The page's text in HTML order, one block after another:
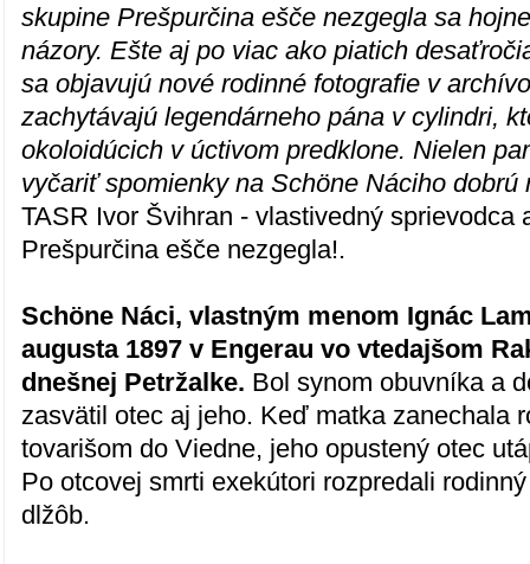
skupine Prešpurčina ešče nezgegla sa
názory. Ešte aj po viac ako piatich
sa objavujú nové rodinné fotografie v
zachytávajú legendárneho pána v cylindri,
okoloidúcich v úctivom predklone. Nielen
vyčariť spomienky na Schöne Náciho dobrú
TASR Ivor Švihran - vlastivedný sprievodca
Prešpurčina ešče nezgegla!.
Schöne Náci, vlastným menom Ignác
augusta 1897 v Engerau vo vtedajšom
dnešnej Petržalke. Bol synom obuvníka a
zasvätil otec aj jeho. Keď matka zanechala
tovarišom do Viedne, jeho opustený otec
Po otcovej smrti exekútori rozpredali
dlžôb.